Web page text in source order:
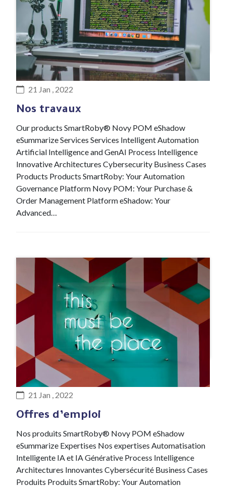
#R&D Lab
21 Jan , 2022
Nos travaux
Our products SmartRoby® Novy POM eShadow
eSummarize Services Services Intelligent Automation
Artificial Intelligence and GenAI Process Intelligence
Innovative Architectures Cybersecurity Business Cases
Products Products SmartRoby: Your Automation
Governance Platform Novy POM: Your Purchase &
Order Management Platform eShadow: Your
Advanced…
#Recrutement
21 Jan , 2022
Offres d’emploi
Nos produits SmartRoby® Novy POM eShadow
eSummarize Expertises Nos expertises Automatisation
Intelligente IA et IA Générative Process Intelligence
Architectures Innovantes Cybersécurité Business Cases
Produits Produits SmartRoby: Your Automation